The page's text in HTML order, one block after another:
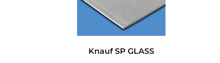
Knauf SP GLASS